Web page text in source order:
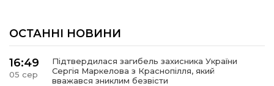
ОСТАННІ НОВИНИ
16:49
05 сер
Підтвердилася загибель захисника України
Сергія Маркелова з Краснопілля, який
вважався зниклим безвісти